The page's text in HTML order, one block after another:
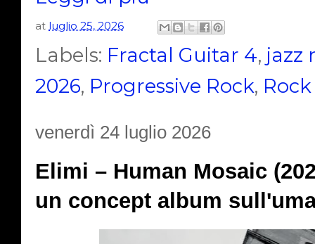
at luglio 25, 2026
Labels: Fractal Guitar 4, jazz
2026, Progressive Rock,
venerdì 24 luglio 2026
Elimi – Human Mosaic
un concept album